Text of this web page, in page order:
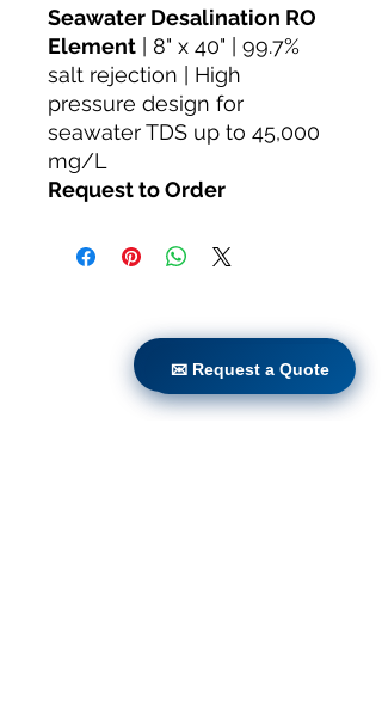
Seawater Desalination RO
Element | 8" x 40" | 99.7%
salt rejection | High
pressure design for
seawater TDS up to 45,000
mg/L
Request to Order
ನೇರ ರೆಟ್ರೋಫಿಟ್
✉ Request a Quote
✉ Request a Quote